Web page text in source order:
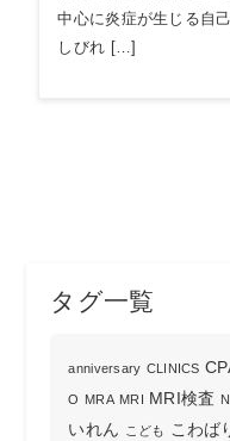
中心に炎症が生じる自
しびれ […]
タグ一覧
anniversary CLINICS
O MRA MRI MRI検査
いれん
こども こわば